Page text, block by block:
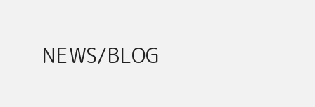
NEWS/BLOG